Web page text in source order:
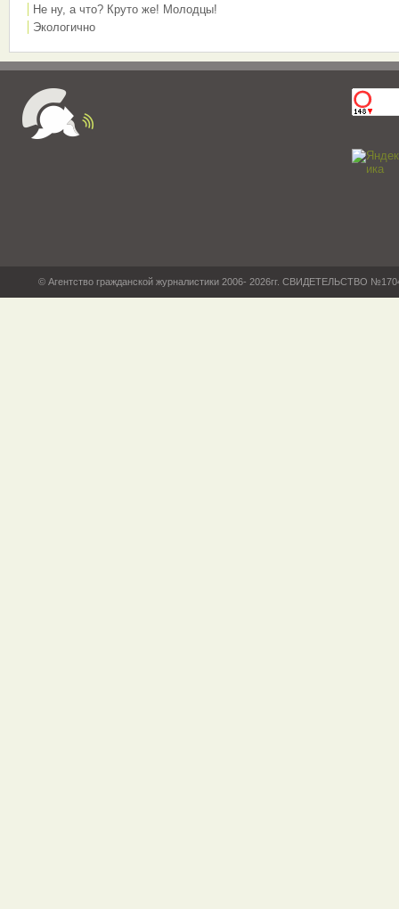
Не ну, а что? Круто же! Молодцы!
Экологично
© Агентство гражданской журналистики 2006- 2026гг. СВИДЕТЕЛЬСТВО